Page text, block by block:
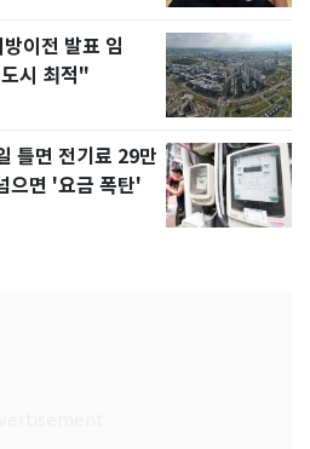
이전 발표 임
시 최적"
틀면 전기료 29만
면 '요금 폭탄'